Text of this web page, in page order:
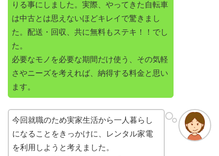
りる事にしました。実際、やってきた自転車
は中古とは思えないほどキレイで驚きまし
た。配送・回収、共に無料もステキ！！でし
た。
必要なモノを必要な期間だけ使う、その気軽
さやニーズを考えれば、納得する料金と思い
ます。
今回就職のため実家生活から一人暮らし
になることをきっかけに、レンタル家電
を利用しようと考えました。